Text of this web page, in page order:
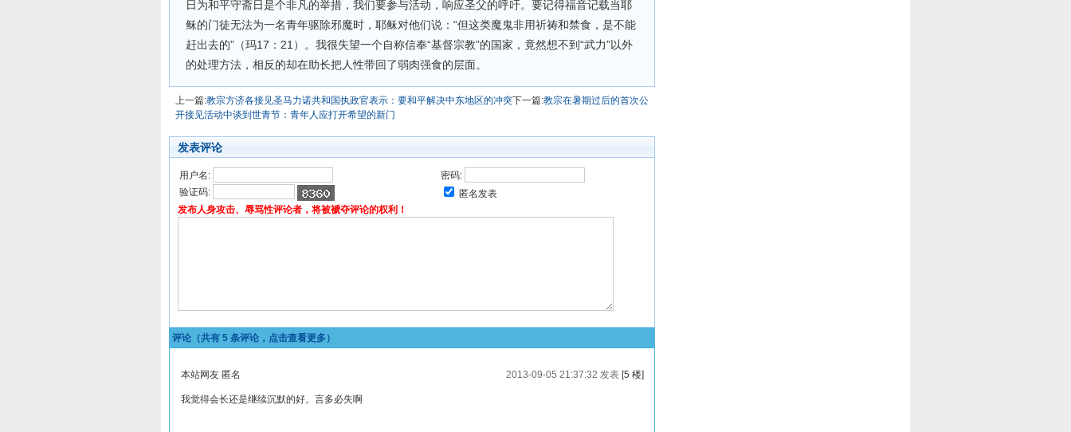
日为和平守斋日是个非凡的举措，我们要参与活动，响应圣父的呼吁。要记得福音记载当耶
稣的门徒无法为一名青年驱除邪魔时，耶稣对他们说：“但这类魔鬼非用祈祷和禁食，是不能
赶出去的”（玛17：21）。我很失望一个自称信奉“基督宗教”的国家，竟然想不到“武力”以外
的处理方法，相反的却在助长把人性带回了弱肉强食的层面。
上一篇:教宗方济各接见圣马力诺共和国执政官表示：要和平解决中东地区的冲突下一篇:教宗在暑期过后的首次公
开接见活动中谈到世青节：青年人应打开希望的新门
发表评论
用户名:
密码:
验证码:
匿名发表
发布人身攻击、辱骂性评论者，将被褫夺评论的权利！
评论（共有 5 条评论，点击查看更多）
本站网友 匿名 2013-09-05 21:37:32 发表[5 楼]
我觉得会长还是继续沉默的好。言多必失啊